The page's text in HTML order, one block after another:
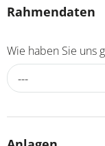
Rahmendaten
Wie haben Sie uns
---